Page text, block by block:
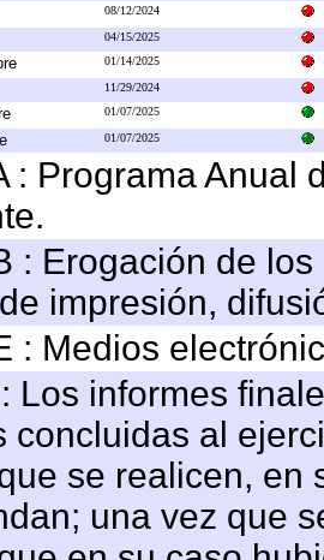
08/12/2024
04/15/2025
01/14/2025
11/29/2024
01/07/2025
01/07/2025
: Programa Anual
: Erogación de
impresión,
: Medios
Los informes
concluidas al
se realicen, en
una vez que